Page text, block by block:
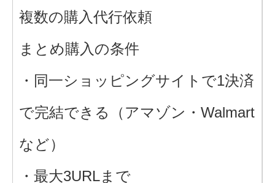
複数の購入代行依頼
まとめ購入の条件
・同一ショッピングサイトで1決済
で完結できる（アマゾン・Walmart
など）
・最大3URLまで